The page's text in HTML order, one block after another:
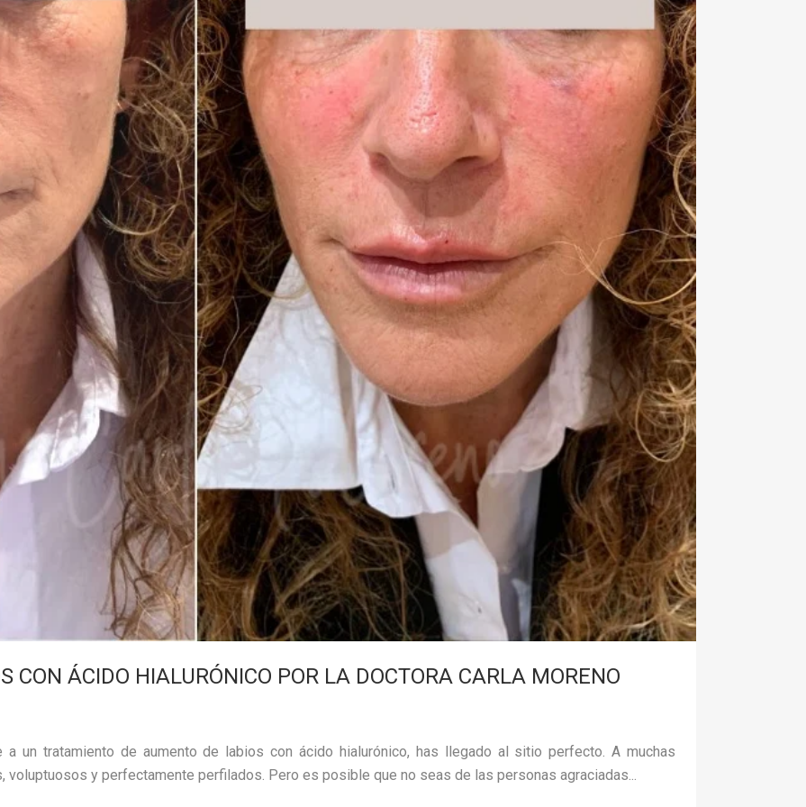
CON ÁCIDO HIALURÓNICO POR LA DOCTORA CARLA MORENO
un tratamiento de aumento de labios con ácido hialurónico, has llegado al sitio perfecto. A muchas
y perfectamente perfilados. Pero es posible que no seas de las personas agraciadas...